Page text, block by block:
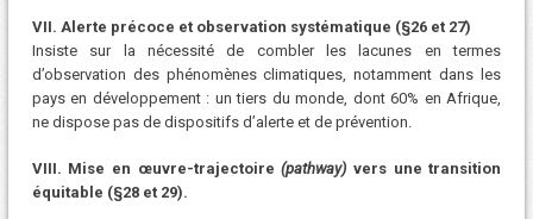
VII. Alerte précoce et observation systématique (§26 et 27)
Insiste sur la nécessité de combler les lacunes en termes
d’observation des phénomènes climatiques, notamment dans les
pays en développement : un tiers du monde, dont 60% en Afrique,
ne dispose pas de dispositifs d’alerte et de prévention.
VIII. Mise en œuvre-trajectoire(pathway) vers une transition
équitable (§28 et 29).